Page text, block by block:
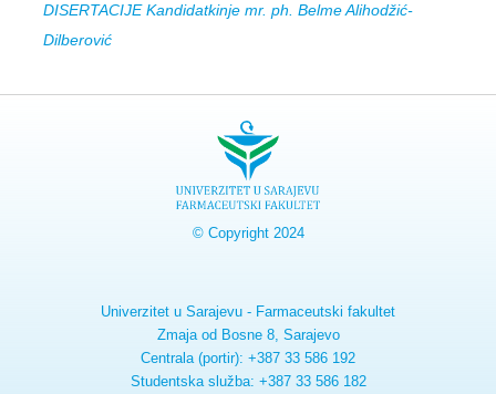
DISERTACIJE Kandidatkinje mr. ph. Belme Alihodžić-
Dilberović
© Copyright 2024
Univerzitet u Sarajevu - Farmaceutski fakultet
Zmaja od Bosne 8, Sarajevo
Centrala (portir): +387 33 586 192
Studentska služba: +387 33 586 182